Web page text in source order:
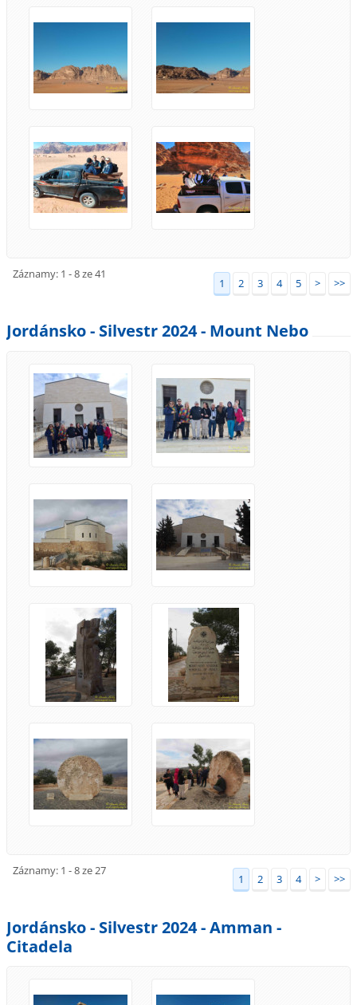
Záznamy: 1 - 8 ze 41
1 2 3 4 5 > >>
Jordánsko - Silvestr 2024 - Mount Nebo
Záznamy: 1 - 8 ze 27
1 2 3 4 > >>
Jordánsko - Silvestr 2024 - Amman -
Citadela